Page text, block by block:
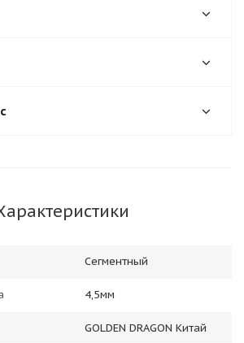
Сегментный
4,5мм
GOLDEN DRAGON Китай